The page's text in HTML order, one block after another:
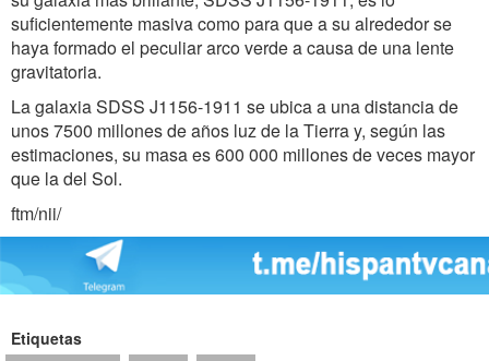
suficientemente masiva como para que a su alrededor se
haya formado el peculiar arco verde a causa de una lente
gravitatoria.
La galaxia SDSS J1156-1911 se ubica a una distancia de
unos 7500 millones de años luz de la Tierra y, según las
estimaciones, su masa es 600 000 millones de veces mayor
que la del Sol.
ftm/nii/
Etiquetas